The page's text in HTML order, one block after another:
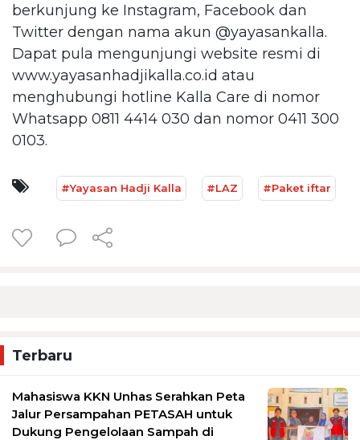
berkunjung ke Instagram, Facebook dan
Twitter dengan nama akun @yayasankalla.
Dapat pula mengunjungi website resmi di
www.yayasanhadjikalla.co.id atau
menghubungi hotline Kalla Care di nomor
Whatsapp 0811 4414 030 dan nomor 0411 300
0103.
#Yayasan Hadji Kalla #LAZ #Paket iftar
Terbaru
Mahasiswa KKN Unhas Serahkan Peta
Jalur Persampahan PETASAH untuk
Dukung Pengelolaan Sampah di